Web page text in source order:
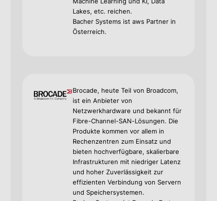
Lakes, etc. reichen.
Bacher Systems ist aws Partner in
Österreich.
Brocade, heute Teil von Broadcom,
ist ein Anbieter von
Netzwerkhardware und bekannt für
Fibre-Channel-SAN-Lösungen. Die
Produkte kommen vor allem in
Rechenzentren zum Einsatz und
bieten hochverfügbare, skalierbare
Infrastrukturen mit niedriger Latenz
und hoher Zuverlässigkeit zur
effizienten Verbindung von Servern
und Speichersystemen.